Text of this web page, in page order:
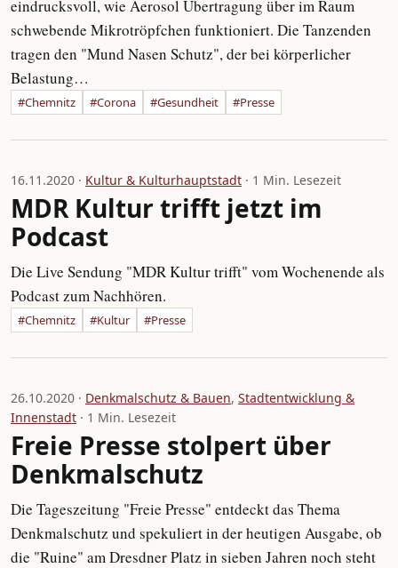
eindrucksvoll, wie Aerosol Übertragung über im Raum
schwebende Mikrotröpfchen funktioniert. Die Tanzenden
tragen den "Mund Nasen Schutz", der bei körperlicher
Belastung…
#Chemnitz #Corona #Gesundheit #Presse
16.11.2020 · Kultur & Kulturhauptstadt · 1 Min. Lesezeit
MDR Kultur trifft jetzt im
Podcast
Die Live Sendung "MDR Kultur trifft" vom Wochenende als
Podcast zum Nachhören.
#Chemnitz #Kultur #Presse
26.10.2020 · Denkmalschutz & Bauen, Stadtentwicklung &
Innenstadt · 1 Min. Lesezeit
Freie Presse stolpert über
Denkmalschutz
Die Tageszeitung "Freie Presse" entdeckt das Thema
Denkmalschutz und spekuliert in der heutigen Ausgabe, ob
die "Ruine" am Dresdner Platz in sieben Jahren noch steht